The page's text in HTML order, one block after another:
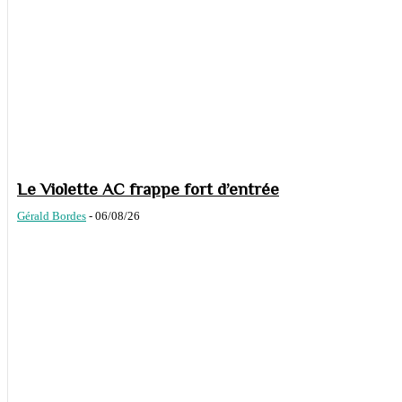
Le Violette AC frappe fort d’entrée
Gérald Bordes - 06/08/26